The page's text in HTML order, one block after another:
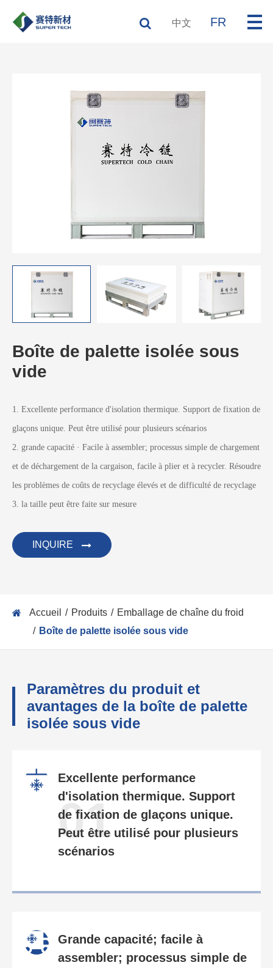
中文 FR
Boîte de palette isolée sous
vide
1 . Excellente performance d'isolation thermique. Support de fixation de
glaçons unique. Peut être utilisé pour plusieurs scénarios
2. grande capacité · Facile à assembler; processus simple de chargement
et de déchargement de la cargaison, facile à plier et à recycler. Résoudre
les problèmes de coûts de recyclage élevés et de difficulté de recyclage
3. la taille peut être faite sur mesure
INQUIRE
Accueil Produits
Emballage de chaîne du froid
Boîte de palette isolée sous vide
Paramètres du produit et
avantages de la boîte de palette
isolée sous vide
Excellente performance
d'isolation thermique. Support
de fixation de glaçons unique.
Peut être utilisé pour plusieurs
scénarios
01
Grande capacité; facile à
assembler; processus simple de